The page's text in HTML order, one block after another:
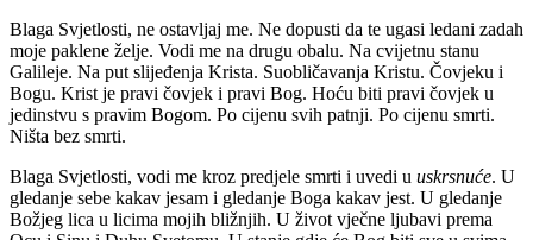
Blaga Svjetlosti, ne ostavljaj me. Ne dopusti da te ugasi ledani zadah
moje paklene želje. Vodi me na drugu obalu. Na cvijetnu stanu
Galileje. Na put slijeđenja Krista. Suobličavanja Kristu. Čovjeku i
Bogu. Krist je pravi čovjek i pravi Bog. Hoću biti pravi čovjek u
jedinstvu s pravim Bogom. Po cijenu svih patnji. Po cijenu smrti.
Ništa bez smrti.
Blaga Svjetlosti, vodi me kroz predjele smrti i uvedi u uskrsnuće. U
gledanje sebe kakav jesam i gledanje Boga kakav jest. U gledanje
Božjeg lica u licima mojih bližnjih. U život vječne ljubavi prema